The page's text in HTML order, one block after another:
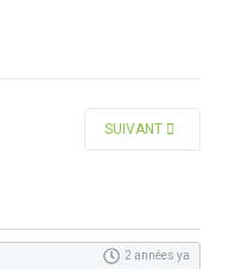
FILM KASBAT, UNE OASIS DU
ARTICLE SUIVANT
SUIVANT
2 années ya